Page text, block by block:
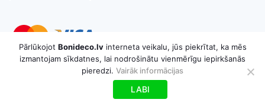
Copyright © 2026 MB „Bonideco“. Visas tiesības aizsargātas
Pārlūkojot Bonideco.lvinterneta veikalu, jūs piekrītat, ka mēs
izmantojam sīkdatnes, lai nodrošinātu vienmērīgu iepirkšanās
pieredzi. Vairāk informācijas
LABI